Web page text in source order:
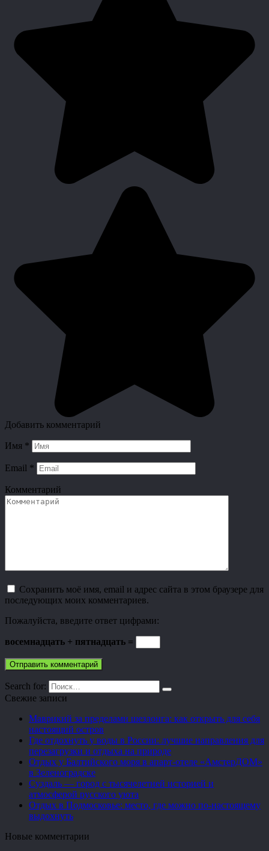
Добавить комментарий
Имя *
Email *
Комментарий
Сохранить моё имя, email и адрес сайта в этом браузере для
последующих моих комментариев.
Пожалуйста, введите ответ цифрами:
восемнадцать + пятнадцать =
Search for:
Свежие записи
Маврикий за пределами шезлонга: как открыть для себя
настоящий остров
Где отдохнуть у воды в России: лучшие направления для
перезагрузки и отдыха на природе
Отдых у Балтийского моря в апарт-отеле «АмстерДОМ»
в Зеленоградске
Суздаль — город с тысячелетней историей и
атмосферой русского уюта
Отдых в Подмосковье: место, где можно по-настоящему
выдохнуть
Новые комментарии